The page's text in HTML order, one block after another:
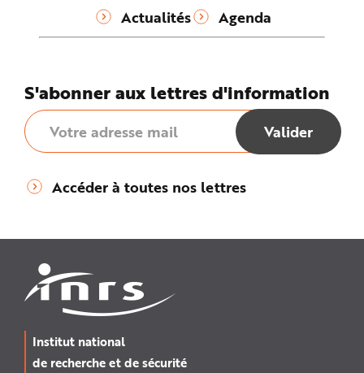
Actualités Agenda
S'abonner aux lettres d'information
Accéder à toutes nos lettres
Institut national
de recherche et de sécurité